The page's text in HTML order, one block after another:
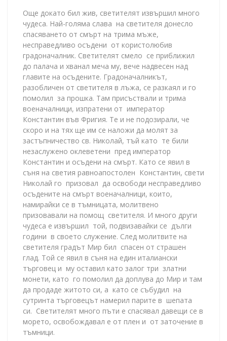
Още докато бил жив, светителят извършил много
чудеса. Най-голяма слава на светителя донесло
спасяването от смърт на трима мъже,
несправедливо осъдени от користолюбив
градоначалник. Светителят смело се приближил
до палача и хванал меча му, вече надвесен над
главите на осъдените. Градоначалникът,
разобличен от светителя в лъжа, се разкаял и го
помолил за прошка. Там присъствали и трима
военачалници, изпратени от император
Константин във Фригия. Те и не подозирали, че
скоро и на тях ще им се наложи да молят за
застъпничество св. Николай, тъй като те били
незаслужено оклеветени пред император
Константин и осъдени на смърт. Като се явил в
съня на светия равноапостолен Константин, свети
Николай го призовал да освободи несправедливо
осъдените на смърт военачалници, които,
намирайки се в тъмницата, молитвено
призовавали на помощ светителя. И много други
чудеса е извършил той, подвизавайки се дълги
години в своето служение. След молитвите на
светителя градът Мир бил спасен от страшен
глад. Той се явил в съня на един италиански
търговец и му оставил като залог три златни
монети, като го помолил да доплува до Мир и там
да продаде житото си, а като се събудил на
сутринта търговецът намерил парите в шепата
си. Светителят много пъти е спасявал давещи се в
морето, освобождавал е от плен и от заточение в
тъмници.